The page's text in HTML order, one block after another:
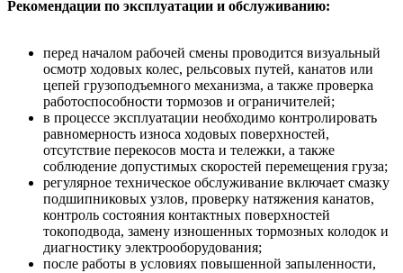
Рекомендации по эксплуатации и обслуживанию:
перед началом рабочей смены проводится визуальный
осмотр ходовых колес, рельсовых путей, канатов или
цепей грузоподъемного механизма, а также проверка
работоспособности тормозов и ограничителей;
в процессе эксплуатации необходимо контролировать
равномерность износа ходовых поверхностей,
отсутствие перекосов моста и тележки, а также
соблюдение допустимых скоростей перемещения груза;
регулярное техническое обслуживание включает смазку
подшипниковых узлов, проверку натяжения канатов,
контроль состояния контактных поверхностей
токоподвода, замену изношенных тормозных колодок и
диагностику электрооборудования;
после работы в условиях повышенной запыленности,